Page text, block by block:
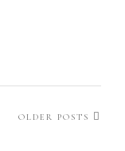
OLDER POSTS